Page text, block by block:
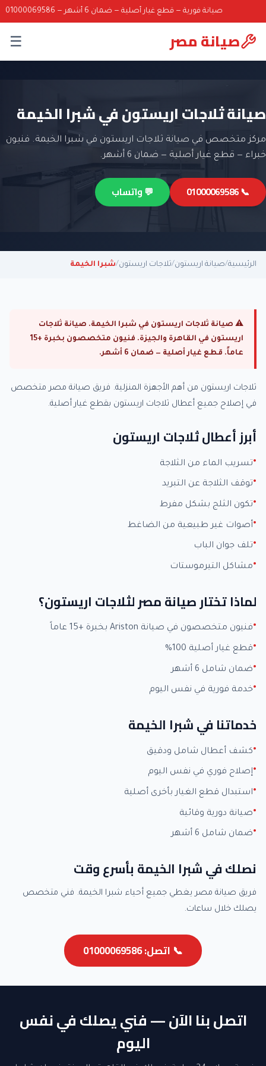
صيانة فورية — قطع غيار أصلية — ضمان 6 أشهر — 01000069586
صيانة مصر ☰
صيانة ثلاجات اريستون في شبرا الخيمة
مركز متخصص في صيانة ثلاجات اريستون في شبرا الخيمة. فنيون
خبراء — قطع غيار أصلية — ضمان 6 أشهر.
📞 01000069586 💬 واتساب
الرئيسية/صيانة اريستون/ثلاجات اريستون/شبرا الخيمة
⚠ صيانة ثلاجات اريستون في شبرا الخيمة. صيانة ثلاجات
اريستون في القاهرة والجيزة. فنيون متخصصون بخبرة +15
عاماً. قطع غيار أصلية — ضمان 6 أشهر.
ثلاجات اريستون من أهم الأجهزة المنزلية. فريق صيانة مصر متخصص
في إصلاح جميع أعطال ثلاجات اريستون بقطع غيار أصلية.
أبرز أعطال ثلاجات اريستون
تسريب الماء من الثلاجة
توقف الثلاجة عن التبريد
تكون الثلج بشكل مفرط
أصوات غير طبيعية من الضاغط
تلف جوان الباب
مشاكل التيرموستات
لماذا تختار صيانة مصر لثلاجات اريستون؟
فنيون متخصصون في صيانة Ariston بخبرة +15 عاماً
قطع غيار أصلية 100%
ضمان شامل 6 أشهر
خدمة فورية في نفس اليوم
خدماتنا في شبرا الخيمة
كشف أعطال شامل ودقيق
إصلاح فوري في نفس اليوم
استبدال قطع الغيار بأخرى أصلية
صيانة دورية وقائية
ضمان شامل 6 أشهر
نصلك في شبرا الخيمة بأسرع وقت
فريق صيانة مصر يغطي جميع أحياء شبرا الخيمة. فني متخصص
يصلك خلال ساعات.
📞 اتصل: 01000069586
اتصل بنا الآن — فني يصلك في نفس
اليوم